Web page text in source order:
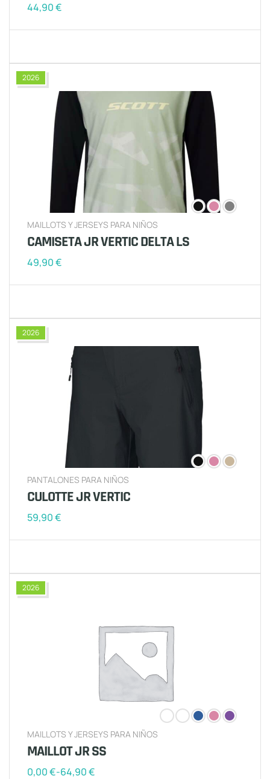
44,90€
2026
MAILLOTS Y JERSEYS PARA NIÑOS
CAMISETA JR VERTIC DELTA LS
49,90€
2026
PANTALONES PARA NIÑOS
CULOTTE JR VERTIC
59,90€
2026
MAILLOTS Y JERSEYS PARA NIÑOS
MAILLOT JR SS
0,00€-64,90€